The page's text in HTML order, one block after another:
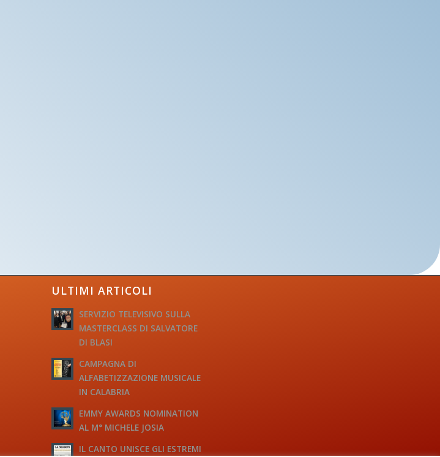
ULTIMI ARTICOLI
SERVIZIO TELEVISIVO SULLA
MASTERCLASS DI SALVATORE
DI BLASI
CAMPAGNA DI
ALFABETIZZAZIONE MUSICALE
IN CALABRIA
EMMY AWARDS NOMINATION
AL M° MICHELE JOSIA
IL CANTO UNISCE GLI ESTREMI